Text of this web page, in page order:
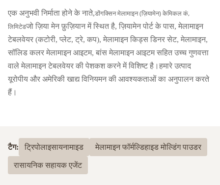
एक अनुभवी निर्माता होने के नाते,डोंगक्सिन मेलामाइन (ज़ियामेन) केमिकल कं,
लिमिटेडजो ज़िया मेन फ़ुज़ियान में स्थित है, ज़ियामेन पोर्ट के पास, मेलामाइन
टेबलवेयर (कटोरी, प्लेट, ट्रे, कप), मेलामाइन किड्स डिनर सेट, मेलामाइन,
सॉलिड कलर मेलामाइन आइटम, बांस मेलामाइन आइटम सहित उच्च गुणवत्ता
वाले मेलामाइन टेबलवेयर की पेशकश करने में विशिष्ट है।हमारे उत्पाद
यूरोपीय और अमेरिकी खाद्य विनियमन की आवश्यकताओं का अनुपालन करते
हैं।
टैग: ट्रिपोलाइसायनामाइड मेलामाइन फॉर्मल्डिहाइड मोल्डिंग पाउडर
रासायनिक सहायक एजेंट